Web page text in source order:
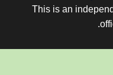
This is an